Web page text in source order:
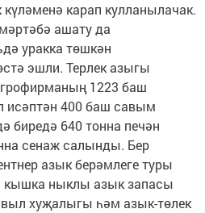
карап кулланылачак.
ашату да
уракка төшкән
эшли. Терлек азыгы
1223 баш
исәптән 400 баш савым
биредә 640 тонна печән
сенаж салынды. Бер
азык берәмлеге туры
кышка ныклы азык запасы
хуҗалыгы һәм азык-төлек